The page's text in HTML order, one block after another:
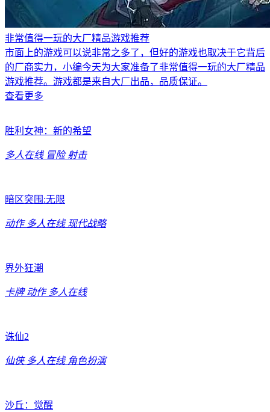
非常值得一玩的大厂精品游戏推荐
市面上的游戏可以说非常之多了，但好的游戏也取决于它背后
的厂商实力，小编今天为大家准备了非常值得一玩的大厂精品
游戏推荐。游戏都是来自大厂出品，品质保证。
查看更多
胜利女神：新的希望
多人在线 冒险 射击
暗区突围:无限
动作 多人在线 现代战略
界外狂潮
卡牌 动作 多人在线
诛仙2
仙侠 多人在线 角色扮演
沙丘：觉醒